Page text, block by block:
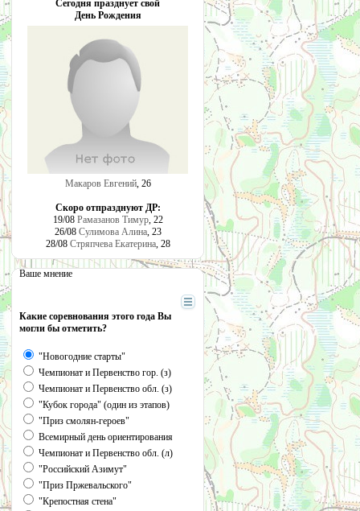
Сегодня празднует свой
День Рождения
Макаров Евгений, 26
Скоро отпразднуют ДР:
19/08 Рамазанов Тимур, 22
26/08 Сулимова Алина, 23
28/08 Стряпчева Екатерина, 28
Ваше мнение
Какие соревнования этого года Вы
могли бы отметить?
"Новогодние старты"
Чемпионат и Первенство гор. (з)
Чемпионат и Первенство обл. (з)
"Кубок города" (один из этапов)
"Приз смолян-героев"
Всемирный день ориентирования
Чемпионат и Первенство обл. (л)
"Российский Азимут"
"Приз Пржевальского"
"Крепостная стена"